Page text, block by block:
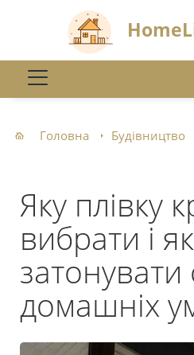
Головна Будівництво
Яку плівку
вибрати і як
затонувати
домашніх